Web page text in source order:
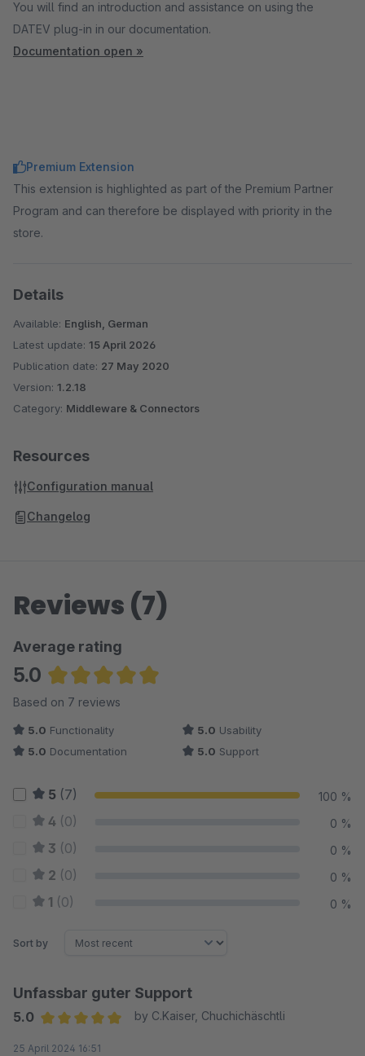
You will find an introduction and assistance on using the
DATEV plug-in in our documentation.
Documentation open »
Premium Extension
This extension is highlighted as part of the Premium Partner
Program and can therefore be displayed with priority in the
store.
Details
Available: English, German
Latest update: 15 April 2026
Publication date: 27 May 2020
Version: 1.2.18
Category: Middleware & Connectors
Resources
Configuration manual
Changelog
Reviews (7)
Average rating
5.0
Average rating of 5 out of 5 stars
Based on 7 reviews
5.0 Functionality 5.0 Usability
5.0 Documentation 5.0 Support
5 (7) 100 %
4 (0) 0 %
3 (0) 0 %
2 (0) 0 %
1 (0) 0 %
Sort by
Unfassbar guter Support
5.0
by C.Kaiser, Chuchichäschtli
25 April 2024 16:51